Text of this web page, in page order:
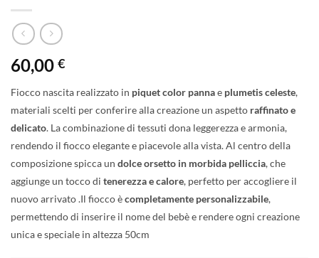
60,00 €
Fiocco nascita realizzato in piquet color pannae plumetis celeste,
materiali scelti per conferire alla creazione un aspetto raffinato e
delicato. La combinazione di tessuti dona leggerezza e armonia,
rendendo il fiocco elegante e piacevole alla vista. Al centro della
composizione spicca un dolce orsetto in morbida pelliccia, che
aggiunge un tocco di tenerezza e calore, perfetto per accogliere il
nuovo arrivato .Il fiocco ècompletamente personalizzabile,
permettendo di inserire il nome del bebè e rendere ogni creazione
unica e speciale in altezza 50cm